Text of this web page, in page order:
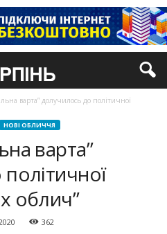
варта” долучилось до політичної
НОВІ ОБЛИЧЧЯ
варта”
облич”
362